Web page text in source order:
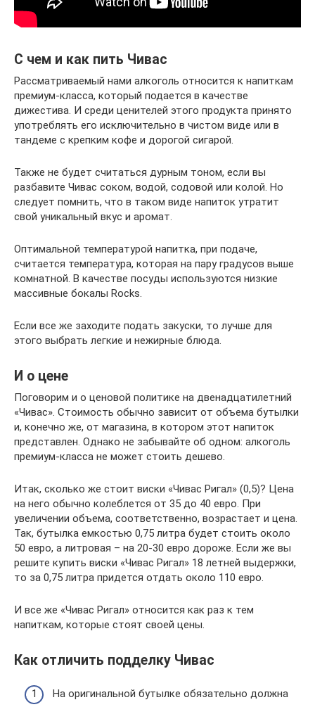
С чем и как пить Чивас
Рассматриваемый нами алкоголь относится к напиткам
премиум-класса, который подается в качестве
дижестива. И среди ценителей этого продукта принято
употреблять его исключительно в чистом виде или в
тандеме с крепким кофе и дорогой сигарой.
Также не будет считаться дурным тоном, если вы
разбавите Чивас соком, водой, содовой или колой. Но
следует помнить, что в таком виде напиток утратит
свой уникальный вкус и аромат.
Оптимальной температурой напитка, при подаче,
считается температура, которая на пару градусов выше
комнатной. В качестве посуды используются низкие
массивные бокалы Rocks.
Если все же заходите подать закуски, то лучше для
этого выбрать легкие и нежирные блюда.
И о цене
Поговорим и о ценовой политике на двенадцатилетний
«Чивас». Стоимость обычно зависит от объема бутылки
и, конечно же, от магазина, в котором этот напиток
представлен. Однако не забывайте об одном: алкоголь
премиум-класса не может стоить дешево.
Итак, сколько же стоит виски «Чивас Ригал» (0,5)? Цена
на него обычно колеблется от 35 до 40 евро. При
увеличении объема, соответственно, возрастает и цена.
Так, бутылка емкостью 0,75 литра будет стоить около
50 евро, а литровая – на 20-30 евро дороже. Если же вы
решите купить виски «Чивас Ригал» 18 летней выдержки,
то за 0,75 литра придется отдать около 110 евро.
И все же «Чивас Ригал» относится как раз к тем
напиткам, которые стоят своей цены.
Как отличить подделку Чивас
На оригинальной бутылке обязательно должна